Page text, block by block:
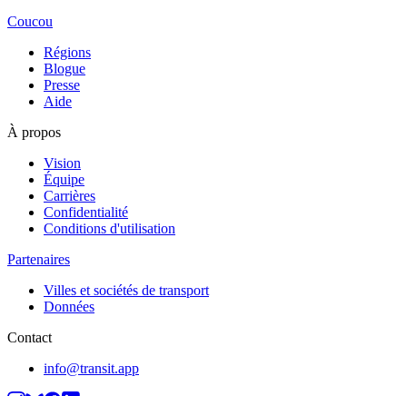
Coucou
Régions
Blogue
Presse
Aide
À propos
Vision
Équipe
Carrières
Confidentialité
Conditions d'utilisation
Partenaires
Villes et sociétés de transport
Données
Contact
info@transit.app